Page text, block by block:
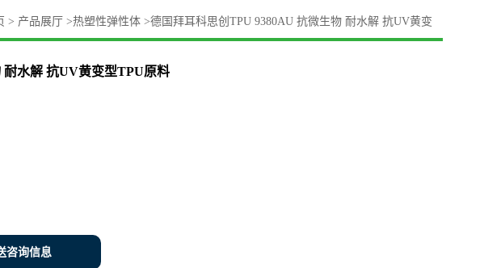
> 产品展厅 >热塑性弹性体 >德国拜耳科思创TPU 9380AU 抗微生物 耐水解 抗UV黄变
水解 抗UV黄变型TPU原料
咨询信息